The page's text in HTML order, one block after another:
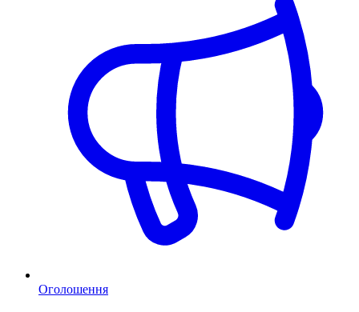
Оголошення